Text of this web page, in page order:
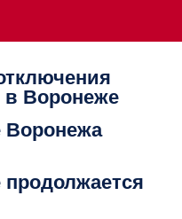
Воронеже
Воронежа